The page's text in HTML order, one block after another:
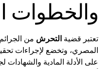
والخطوات
تعتبر قضية التحرش من
المصري، وتخضع لإجراءات
على الأدلة المادية والشهادات